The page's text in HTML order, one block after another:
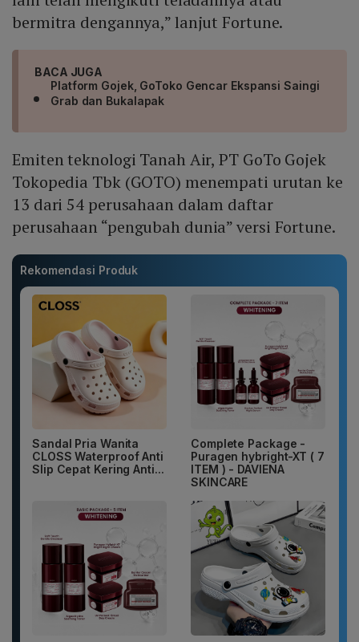
bermitra dengannya,” lanjut Fortune.
BACA JUGA
Platform Gojek, GoToko Gencar Ekspansi Saingi
Grab dan Bukalapak
Emiten teknologi Tanah Air, PT GoTo Gojek
Tokopedia Tbk (GOTO) menempati urutan ke
13 dari 54 perusahaan dalam daftar
perusahaan “pengubah dunia” versi Fortune.
Rekomendasi Produk
Sandal Pria Wanita
CLOSS Waterproof Anti
Slip Cepat Kering Anti...
Complete Package -
Puragen hybright-XT ( 7
ITEM ) - DAVIENA
SKINCARE